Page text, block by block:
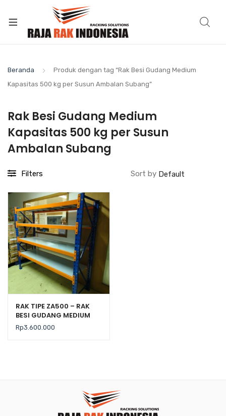
Beranda
Produk dengan tag “Rak Besi Gudang Medium
Kapasitas 500 kg per Susun Ambalan Subang”
Rak Besi Gudang Medium
Kapasitas 500 kg per Susun
Ambalan Subang
Filters Sort by
RAK TIPE ZA500 – RAK
BESI GUDANG MEDIUM
DUTY KAP. 500 KG
Rp3.600.000